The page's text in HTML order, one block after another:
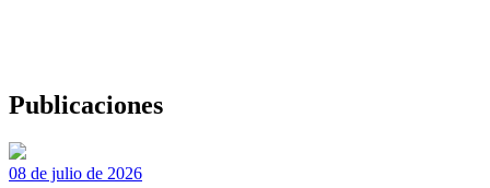
Publicaciones
08 de julio de 2026